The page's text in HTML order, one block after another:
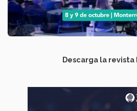
Descarga la revista